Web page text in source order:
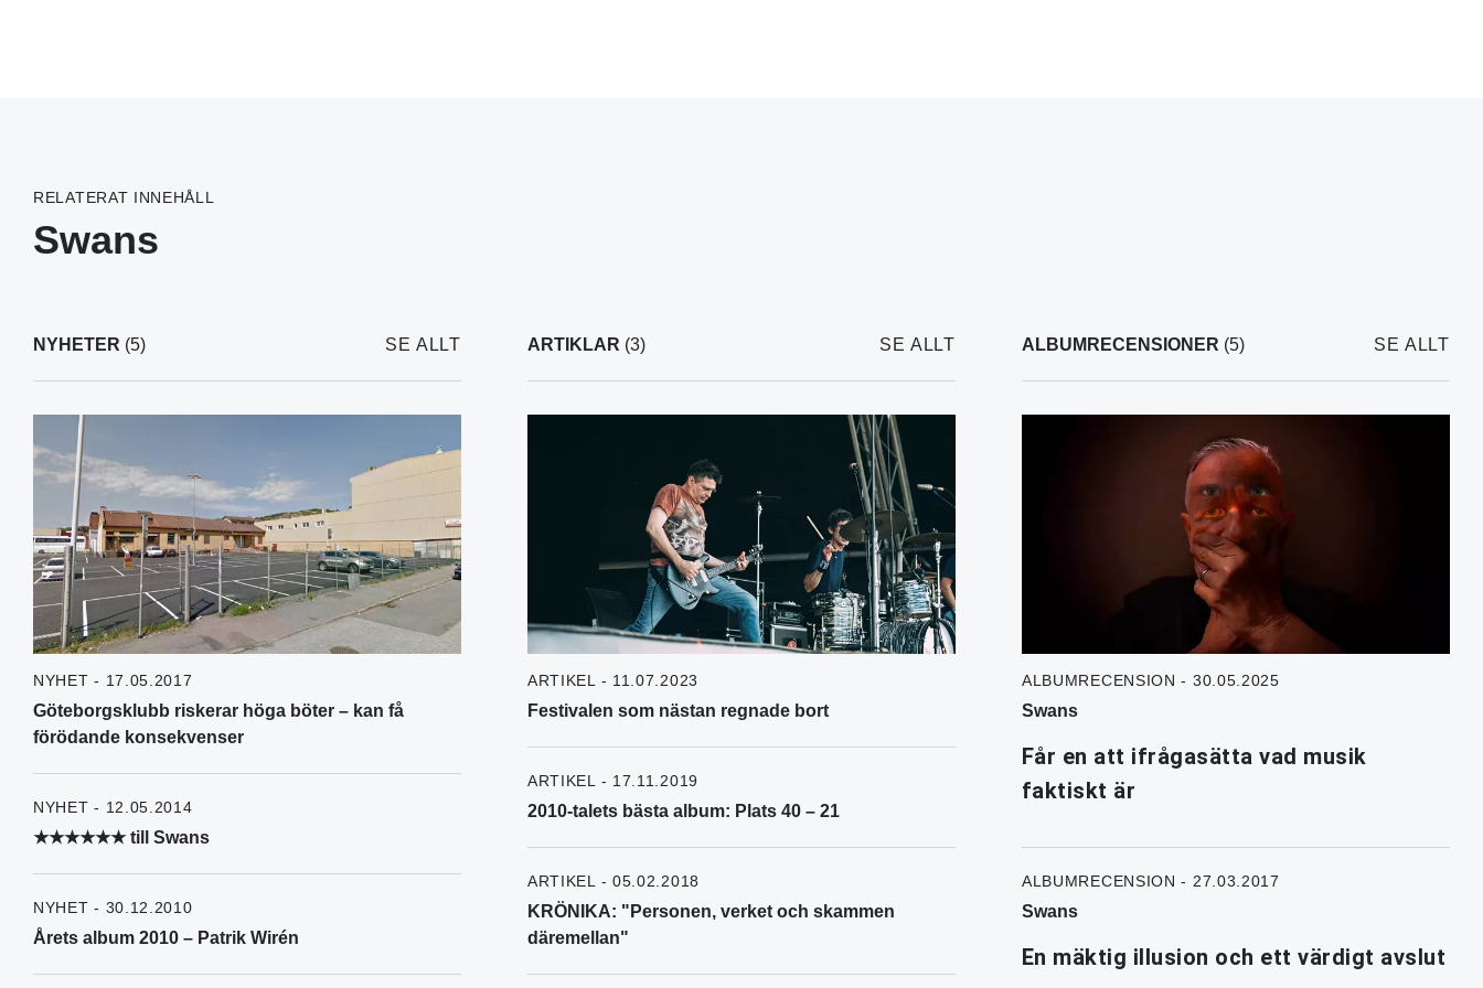
RELATERAT INNEHÅLL
Swans
NYHETER (5) SE ALLT
NYHET - 17.05.2017
Göteborgsklubb riskerar höga böter – kan få
förödande konsekvenser
NYHET - 12.05.2014
★★★★★★ till Swans
NYHET - 30.12.2010
Årets album 2010 – Patrik Wirén
ARTIKLAR (3) SE ALLT
ARTIKEL - 11.07.2023
Festivalen som nästan regnade bort
ARTIKEL - 17.11.2019
2010-talets bästa album: Plats 40 – 21
ARTIKEL - 05.02.2018
KRÖNIKA: "Personen, verket och skammen
däremellan"
ALBUMRECENSIONER (5) SE ALLT
ALBUMRECENSION - 30.05.2025
Swans
Får en att ifrågasätta vad musik
faktiskt är
ALBUMRECENSION - 27.03.2017
Swans
En mäktig illusion och ett värdigt avslut